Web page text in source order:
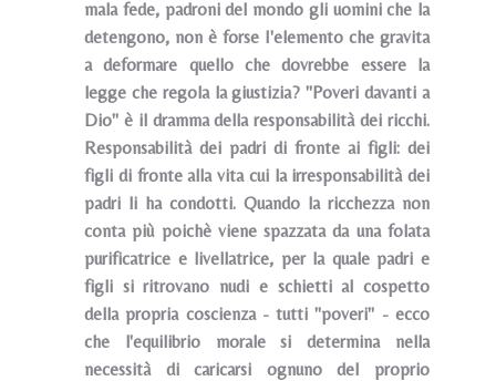
mala fede, padroni del mondo gli uomini che la
detengono, non è forse I'elemento che gravita
a deformare quello che dovrebbe essere la
legge che regola la giustizia? "Poveri davanti a
Dio" è il dramma della responsabilità dei ricchi.
Responsabilità dei padri di fronte ai figli: dei
figli di fronte alla vita cui la irresponsabilità dei
padri li ha condotti. Quando la ricchezza non
conta più poichè viene spazzata da una folata
purificatrice e livellatrice, per la quale padri e
figli si ritrovano nudi e schietti al cospetto
della propria coscienza - tutti "poveri" - ecco
che l'equilibrio morale si determina nella
necessità di caricarsi ognuno del proprio